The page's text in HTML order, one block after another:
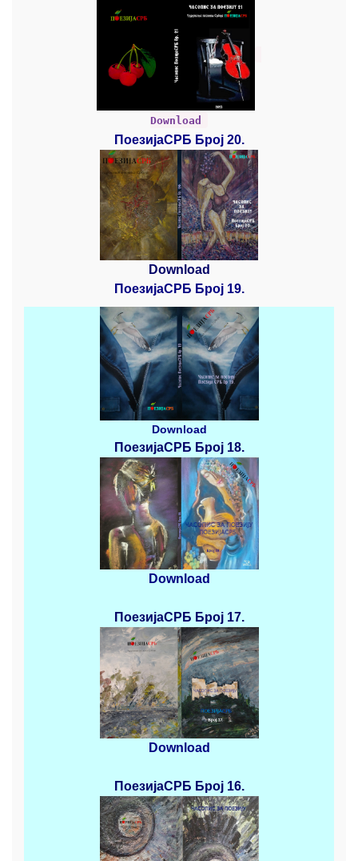
Download
ПоезијаСРБ Број 20.
Download
ПоезијаСРБ Број 19.
Download
ПоезијаСРБ Број 18.
Download
ПоезијаСРБ Број 17.
Download
ПоезијаСРБ Број 16.